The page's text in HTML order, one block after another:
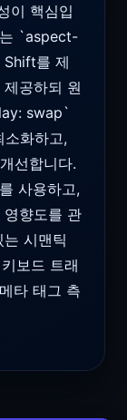
이 핵심입
`aspect-
를 제
공하되 원
swap`
화하고,
선합니다.
사용하고,
영향도를 관
시맨틱
보드 트래
타 태그 측